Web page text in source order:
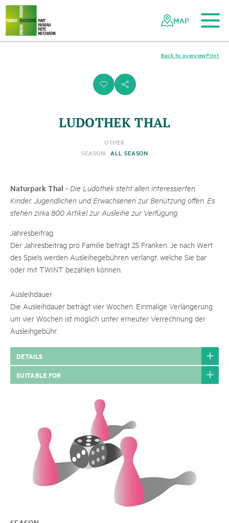
Navigating
the
Swiss
parks
Quick
navigation
To the main content
To the mobile navigation
To search
To the footer
To the sitemap
MAP
i s
Print
Back to overview
LUDOTHEK THAL
OTHER
SEASON: ALL SEASON
Naturpark Thal - Die Ludothek steht allen interessierten
Kinder, Jugendlichen und Erwachsenen zur Benützung offen. Es
stehen zirka 800 Artikel zur Ausleihe zur Verfügung.
Jahresbeitrag
Der Jahresbeitrag pro Familie beträgt 25 Franken. Je nach Wert
des Spiels werden Ausleihegebühren verlangt, welche Sie bar
oder mit TWINT bezahlen können.
Ausleihdauer
Die Ausleihdauer beträgt vier Wochen. Einmalige Verlängerung
um vier Wochen ist möglich unter erneuter Verrechnung der
Ausleihgebühr.
DETAILS
SUITABLE FOR